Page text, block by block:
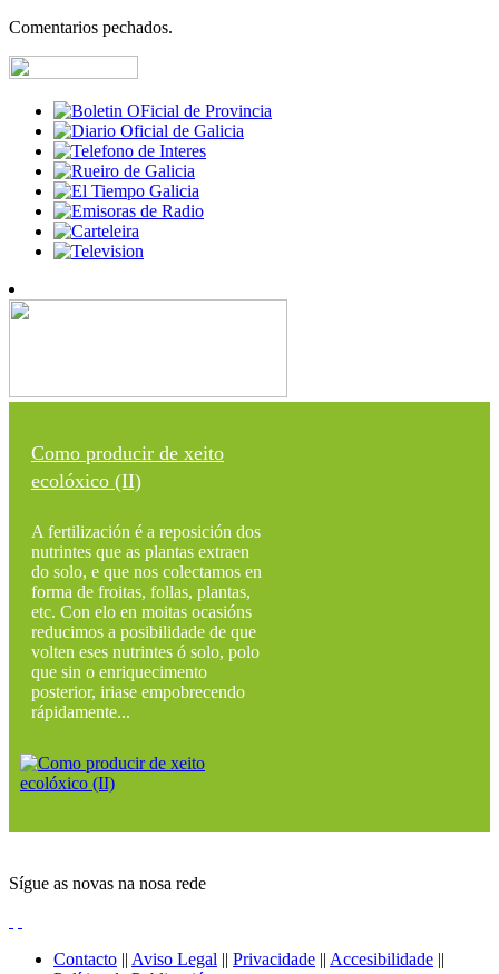
Comentarios pechados.
Como producir de xeito
ecolóxico (II)
A fertilización é a reposición dos
nutrintes que as plantas extraen
do solo, e que nos colectamos en
forma de froitas, follas, plantas,
etc. Con elo en moitas ocasións
reducimos a posibilidade de que
volten eses nutrintes ó solo, polo
que sin o enriquecimento
posterior, iriase empobrecendo
rápidamente...
Sígue as novas na nosa rede
Contacto || Aviso Legal || Privacidade || Accesibilidade ||